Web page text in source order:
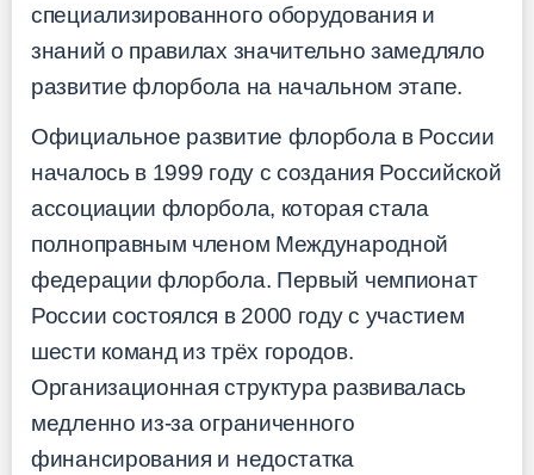
специализированного оборудования и
знаний о правилах значительно замедляло
развитие флорбола на начальном этапе.
Официальное развитие флорбола в России
началось в 1999 году с создания Российской
ассоциации флорбола, которая стала
полноправным членом Международной
федерации флорбола. Первый чемпионат
России состоялся в 2000 году с участием
шести команд из трёх городов.
Организационная структура развивалась
медленно из-за ограниченного
финансирования и недостатка